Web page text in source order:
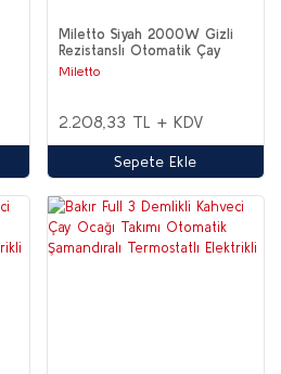
Miletto Siyah 2000W Gizli
Rezistanslı Otomatik Çay
Makinesi 2,9 lt - MT20S
Miletto
2.208,33 TL + KDV
Sepete Ekle